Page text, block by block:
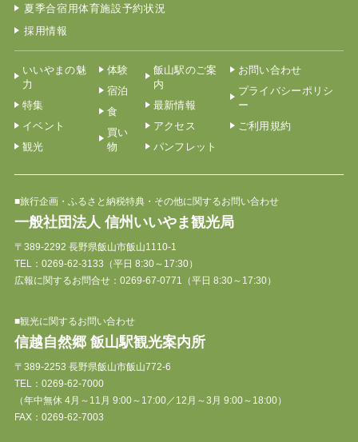
夏季合宿用体育施設予約状況
採用情報
いいやまの魅
力
特集
イベント
観光
体験
宿泊
食
買い
物
飯山駅のご案
内
最新情報
アクセス
パンフレット
お問い合わせ
プライバシーポリシ
ー
ご利用規約
■旅行企画・ふるさと納税特典・その他に関するお問い合わせ
一般社団法人 信州いいやま観光局
〒389-2292 長野県飯山市飯山1110-1
TEL： 0269-62-3133 （平日 8:30～17:30）
広報に関するお問合せ：0269-67-0771（平日 8:30～17:30）
■観光に関するお問い合わせ
信越自然郷 飯山駅観光案内所
〒389-2253 長野県飯山市飯山772-6
TEL： 0269-62-7000
（年中無休 4月～11月 9:00～17:00／12月～3月 9:00～18:00）
FAX：0269-62-7003